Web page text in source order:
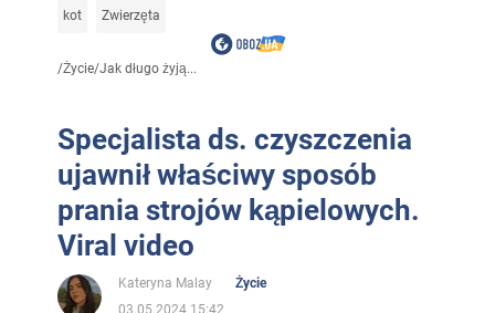
kot Zwierzęta
/Życie/Jak długo żyją...
Specjalista ds. czyszczenia
ujawnił właściwy sposób
prania strojów kąpielowych.
Viral video
Kateryna Malay
Życie
03.05.2024 15:42